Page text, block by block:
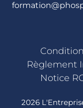
Règlement
Notice
2026